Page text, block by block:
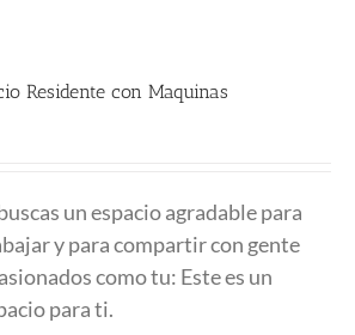
Residente con Maquinas
un espacio agradable para
y para compartir con gente
como tu: Este es un
para ti.